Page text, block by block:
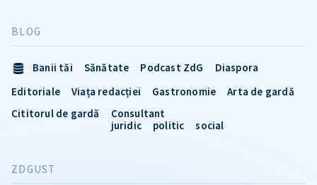
BLOG
Banii tăi Sănătate Podcast ZdG
Diaspora
Editoriale
Viața redacției Gastronomie
Arta de gardă
Cititorul de gardă
Consultant
juridic
politic social
ZDGUST